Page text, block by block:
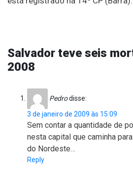
Salvador teve seis
2008
Pedrodisse:
3 de janeiro de 2009 às 15:09
Sem contar a quantidade de
nesta capital que caminha
do Nordeste…
Reply